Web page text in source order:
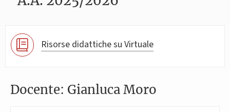
Risorse didattiche su Virtuale
Docente: Gianluca Moro